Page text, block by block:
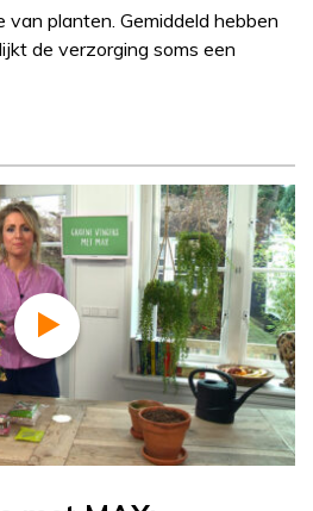
van planten. Gemiddeld hebben
de verzorging soms een